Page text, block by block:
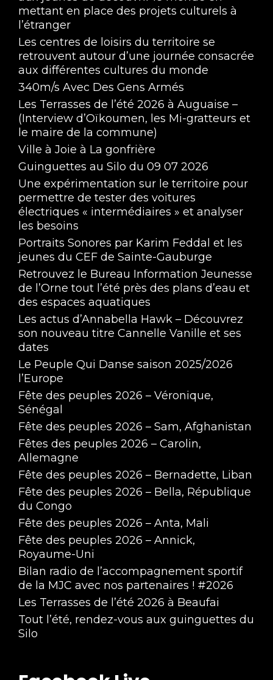
mettant en place des projets culturels à
l’étranger
Les centres de loisirs du territoire se
retrouvent autour d’une journée consacrée
aux différentes cultures du monde
340m/s Avec Des Gens Armés
Les Terrasses de l’été 2026 à Auguaise –
(Interview d’Oïkoumen, les Mi-gratteurs et
le maire de la commune)
Ville à Joie à La gonfrière
Guinguettes au Silo du 09 07 2026
Une expérimentation sur le territoire pour
permettre de tester des voitures
électriques « intermédiaires » et analyser
les besoins
Portraits Sonores par Karim Feddal et les
jeunes du CEF de Sainte-Gauburge
Retrouvez le Bureau Information Jeunesse
de l’Orne tout l’été près des plans d’eau et
des espaces aquatiques
Les actus d’Annabella Hawk – Découvrez
son nouveau titre Cannelle Vanille et ses
dates
Le Peuple Qui Danse saison 2025/2026
l’Europe
Fête des peuples 2026 – Véronique,
Sénégal
Fête des peuples 2026 – Sam, Afghanistan
Fêtes des peuples 2026 – Carolin,
Allemagne
Fête des peuples 2026 – Bernadette, Liban
Fête des peuples 2026 – Bella, République
du Congo
Fête des peuples 2026 – Anta, Mali
Fête des peuples 2026 – Annick,
Royaume-Uni
Bilan radio de l’accompagnement sportif
de la MJC avec nos partenaires ! #2026
Les Terrasses de l’été 2026 à Beaufai
Tout l’été, rendez-vous aux guinguettes du
Silo